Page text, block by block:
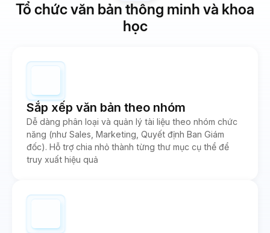
Tổ chức văn bản thông minh và khoa
học
Sắp xếp văn bản theo nhóm
Dễ dàng phân loại và quản lý tài liệu theo nhóm chức
năng (như Sales, Marketing, Quyết định Ban Giám
đốc). Hỗ trợ chia nhỏ thành từng thư mục cụ thể để
truy xuất hiệu quả